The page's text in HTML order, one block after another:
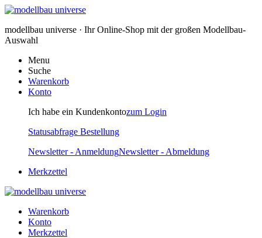
modellbau universe · Ihr Online-Shop mit der großen Modellbau-
Auswahl
Menu
Suche
Warenkorb
Konto
Ich habe ein Kundenkontozum Login
Statusabfrage Bestellung
Newsletter - AnmeldungNewsletter - Abmeldung
Merkzettel
Warenkorb
Konto
Merkzettel